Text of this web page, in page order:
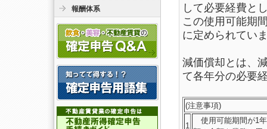
報酬体系
して必要経費と
この使用可能期
に定められてい
減価償却とは、
て各年分の必要
(注意事項)
1
使用可能期間が1